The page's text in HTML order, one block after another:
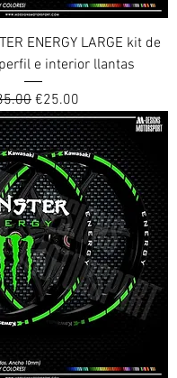
ENERGY LARGE kit de
e interior llantas
Price
Sale Price
€25.00